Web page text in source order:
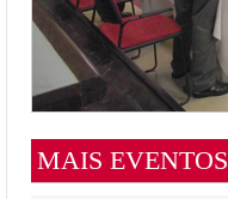
MAIS EVENTOS